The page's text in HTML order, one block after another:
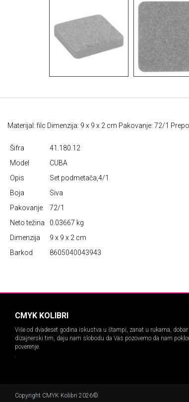
Materijal: filc Dimenzija: 9 x 9 x 2 cm Pakovanje: 72/1
Šifra
41.180.12
Model
CUBA
Opis
Set podmetača,4/1
Boja
Siva
Pakovanje
72/1
Neto težina
0.03667 kg
Dimenzija
9 x 9 x 2 cm
Barkod
8605040043943
CMYK KOLIBRI
Više od dvadeset godina iskustva u štampi, zanat u rukama, dobar
dizajnerski tim, daju nam slobodu da Vas pozovemo da nam
poverenje.
Copyright CMYK Kolibri 2026©